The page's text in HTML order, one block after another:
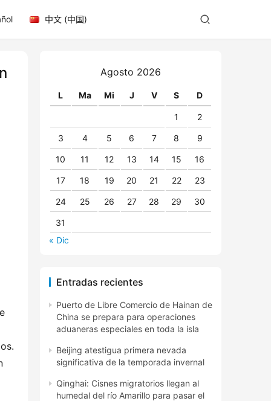
中文 (中国)
Agosto 2026
L Ma Mi J V S D
1 2
3 4 5 6 7 8 9
10 11 12 13 14 15 16
17 18 19 20 21 22 23
24 25 26 27 28 29 30
31
« Dic
Entradas recientes
Puerto de Libre Comercio de Hainan de
China se prepara para operaciones
aduaneras especiales en toda la isla
Beijing atestigua primera nevada
significativa de la temporada invernal
Qinghai: Cisnes migratorios llegan al
humedal del río Amarillo para pasar el